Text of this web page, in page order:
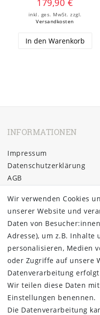
179,90 €
inkl. ges. MwSt. zzgl.
Versandkosten
In den Warenkorb
INFORMATIONEN
Impressum
Daten­schutz­erklärung
AGB
Widerrufs­recht
Kontakt
ÜBER UNS
Montage in Maintal /
Täglicher Versand mit
Versandkostenfrei ab
Same-Day Versand
Wir verwenden Cookies
unserer Website und
Daten von
Adresse), um z.B. Inhalte
personalisieren, Medien
oder Zugriffe auf unsere
Datenverarbeitung
Wir teilen diese Daten
Einstellungen benennen.
Die Datenverarbeitung